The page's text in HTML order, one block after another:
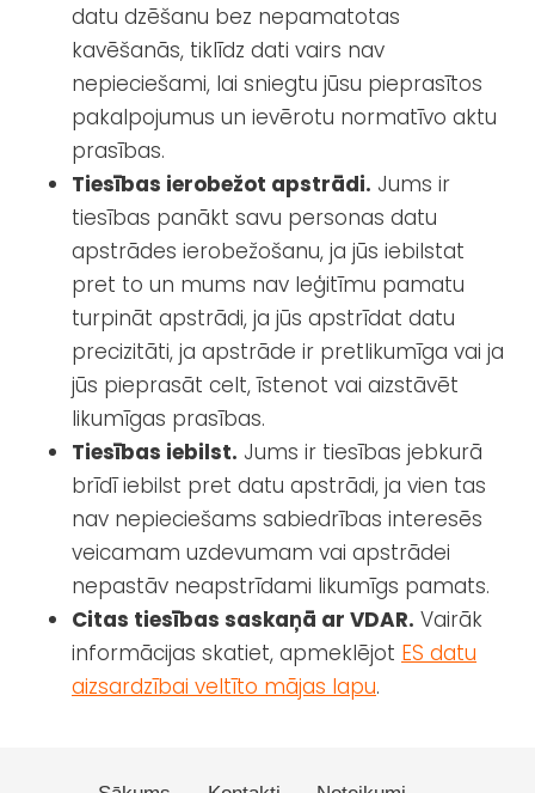
datu dzēšanu bez nepamatotas
kavēšanās, tiklīdz dati vairs nav
nepieciešami, lai sniegtu jūsu pieprasītos
pakalpojumus un ievērotu normatīvo aktu
prasības.
Tiesības ierobežot apstrādi. Jums ir
tiesības panākt savu personas datu
apstrādes ierobežošanu, ja jūs iebilstat
pret to un mums nav leģitīmu pamatu
turpināt apstrādi, ja jūs apstrīdat datu
precizitāti, ja apstrāde ir pretlikumīga vai ja
jūs pieprasāt celt, īstenot vai aizstāvēt
likumīgas prasības.
Tiesības iebilst. Jums ir tiesības jebkurā
brīdī iebilst pret datu apstrādi, ja vien tas
nav nepieciešams sabiedrības interesēs
veicamam uzdevumam vai apstrādei
nepastāv neapstrīdami likumīgs pamats.
Citas tiesības saskaņā ar VDAR. Vairāk
informācijas skatiet, apmeklējot ES datu
aizsardzībai veltīto mājas lapu.